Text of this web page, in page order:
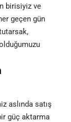
birisiyiz ve
geçen gün
aslında satış
güç aktarma